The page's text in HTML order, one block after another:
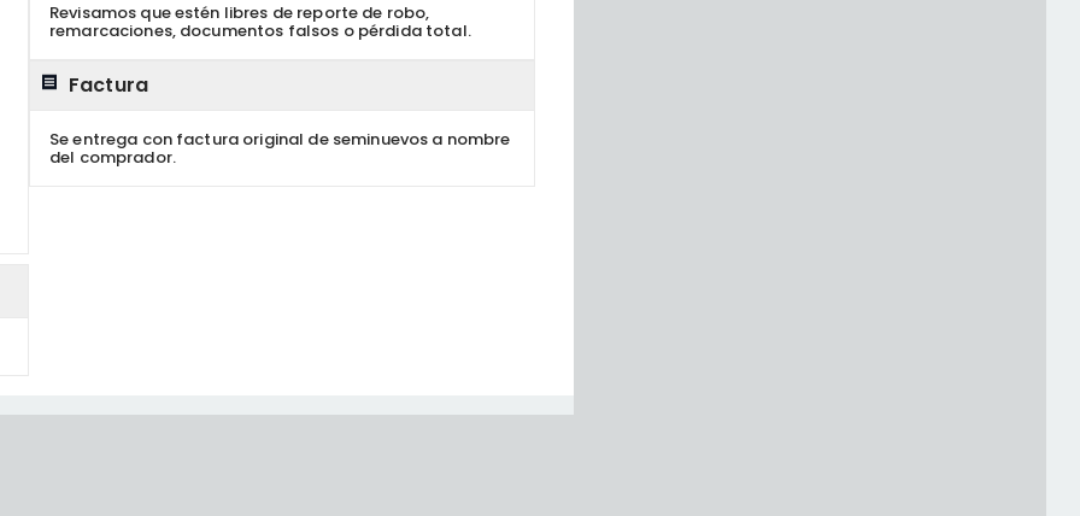
Revisamos que estén libres de reporte de robo,
remarcaciones, documentos falsos o pérdida total.
Factura
Se entrega con factura original de seminuevos a nombre
del comprador.